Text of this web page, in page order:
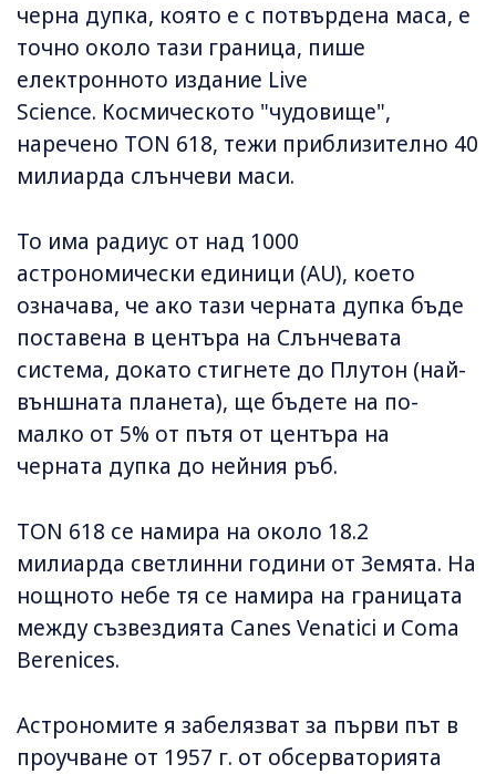
черна дупка, която е с потвърдена маса, е
точно около тази граница, пише
електронното издание Live
Science. Космическото "чудовище",
наречено TON 618, тежи приблизително 40
милиарда слънчеви маси.
То има радиус от над 1000
астрономически единици (AU), което
означава, че ако тази черната дупка бъде
поставена в центъра на Слънчевата
система, докато стигнете до Плутон (най-
външната планета), ще бъдете на по-
малко от 5% от пътя от центъра на
черната дупка до нейния ръб.
TON 618 се намира на около 18.2
милиарда светлинни години от Земята. На
нощното небе тя се намира на границата
между съзвездията Canes Venatici и Coma
Berenices.
Астрономите я забелязват за първи път в
проучване от 1957 г. от обсерваторията